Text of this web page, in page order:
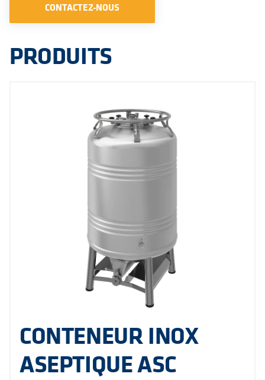
CONTACTEZ-NOUS
PRODUITS
CONTENEUR INOX
ASEPTIQUE ASC